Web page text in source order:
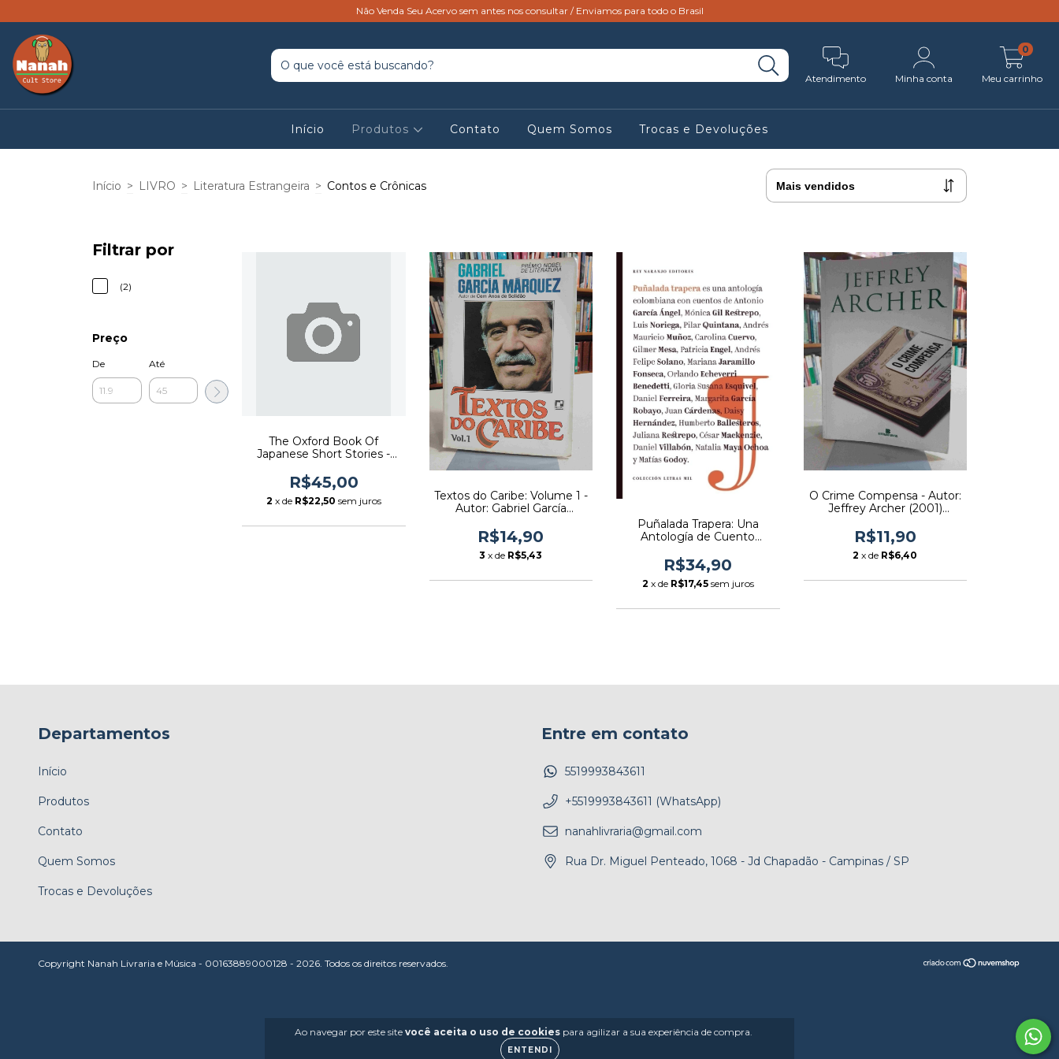
Não Venda Seu Acervo sem antes nos consultar / Enviamos para todo o Brasil
Atendimento Minha conta Meu carrinho
0
Início Produtos Contato Quem Somos Trocas e Devoluções
Ao navegar por este site você aceita o uso de cookiespara agilizar a sua experiência de compra.
ENTENDI
Início > LIVRO > Literatura Estrangeira > Contos e Crônicas
Filtrar por
(2)
Preço
De Até
The Oxford Book Of
Japanese Short Stories -
Goossen (2002) [usado]
R$45,00
2 x de R$22,50 sem juros
Textos do Caribe: Volume 1 -
Autor: Gabriel García
R$14,90
3 x de R$5,43
Puñalada Trapera: Una
Antología de Cuento
Hincapié (seleção) (2017)
[usado]
R$34,90
2 x de R$17,45 sem juros
O Crime Compensa - Autor:
Jeffrey Archer (2001)
R$11,90
2 x de R$6,40
Departamentos
Início
Produtos
Contato
Quem Somos
Trocas e Devoluções
Entre em contato
5519993843611
+5519993843611 (WhatsApp)
nanahlivraria@gmail.com
Rua Dr. Miguel Penteado, 1068 - Jd Chapadão - Campinas / SP
Copyright Nanah Livraria e Música - 00163889000128 - 2026. Todos os direitos reservados.